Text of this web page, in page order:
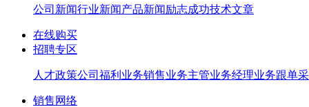
公司新闻行业新闻产品新闻励志成功技术文章
在线购买
招聘专区
人才政策公司福利 业务销售业务主管业务经理业务跟单
销售网络